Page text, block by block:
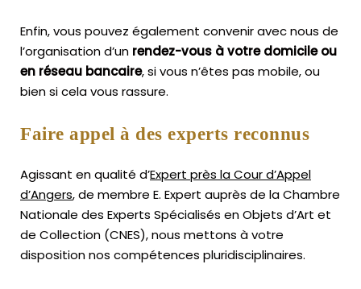
Enfin, vous pouvez également convenir avec nous de
l’organisation d’un rendez-vous à votre domicile ou
en réseau bancaire, si vous n’êtes pas mobile, ou
bien si cela vous rassure.
Faire appel à des experts reconnus
Agissant en qualité d’Expert près la Cour d’Appel
d’Angers, de membre E. Expert auprès de laChambre
Nationale des Experts Spécialisés en Objets d’Art et
de Collection (CNES),nous mettons à votre
disposition nos compétences pluridisciplinaires.